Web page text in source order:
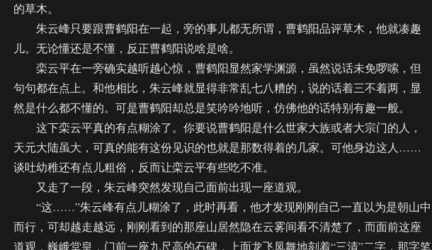
的草木。
朱云峰只要跟曹鹤阳在一起，旁的事儿都无所谓，曹鹤阳品评草木，他就凑趣
儿。无论懂还是不懂，反正曹鹤阳说啥是啥。
栾云平在一旁确实越听越心惊，曹鹤阳显然家学渊源，虽然说话未免啰嗦，但
句句都在点上。和他相比，朱云峰就显得非常乱七八糟的，说的话着三不着两，显
然是什么都不懂的。可是曹鹤阳却总是笑吟吟地听，仿佛他的话特别有趣一般。
这下栾云平真的有点糊涂了。你要说曹鹤阳是什么世家大族或者大宗门的人，
天元大陆虽大，可真的能有这份见识的也就是那数得着的几家。可他身边这人……
谈吐幼稚还有点儿粗俗，反而让栾云平有些吃不准。
又走了一段，朱云峰突然发现自己面前出现一座道观。
“这……”朱云峰有点儿糊涂了，此时再看，他才发现刚刚自己一直以为是朝山中
而行，可却越走越远，刚刚看到的那座山居然隐在云雾间看不清楚了，而面前这座
道观，巍峨堂皇，门前一座九尺高的石碑，上面龙飞凤舞地刻着“三清”二字，那字笔